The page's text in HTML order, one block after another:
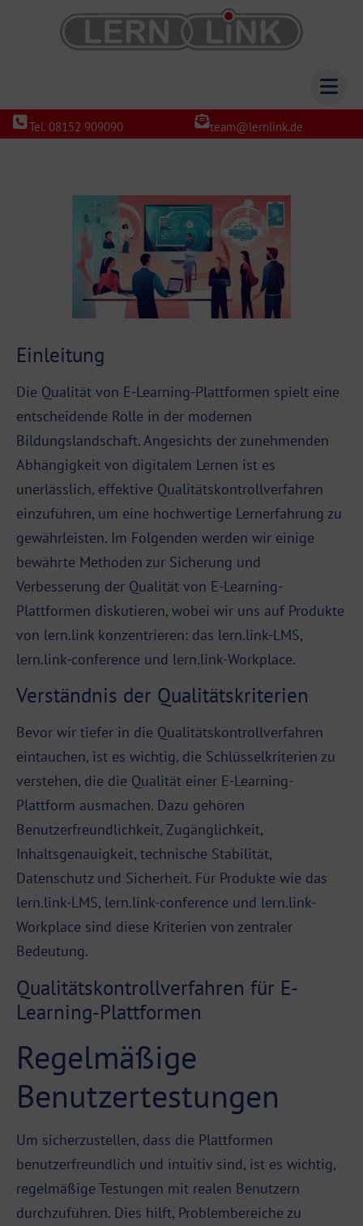
Tel. 08152 909090 team@lernlink.de
Einleitung
Die Qualität von E-Learning-Plattformen spielt eine
entscheidende Rolle in der modernen
Bildungslandschaft. Angesichts der zunehmenden
Abhängigkeit von digitalem Lernen ist es
unerlässlich, effektive Qualitätskontrollverfahren
einzuführen, um eine hochwertige Lernerfahrung zu
gewährleisten. Im Folgenden werden wir einige
bewährte Methoden zur Sicherung und
Verbesserung der Qualität von E-Learning-
Plattformen diskutieren, wobei wir uns auf Produkte
von lern.link konzentrieren: das lern.link-LMS,
lern.link-conference und lern.link-Workplace.
Verständnis der Qualitätskriterien
Bevor wir tiefer in die Qualitätskontrollverfahren
eintauchen, ist es wichtig, die Schlüsselkriterien zu
verstehen, die die Qualität einer E-Learning-
Plattform ausmachen. Dazu gehören
Benutzerfreundlichkeit, Zugänglichkeit,
Inhaltsgenauigkeit, technische Stabilität,
Datenschutz und Sicherheit. Für Produkte wie das
lern.link-LMS, lern.link-conference und lern.link-
Workplace sind diese Kriterien von zentraler
Bedeutung.
Qualitätskontrollverfahren für E-
Learning-Plattformen
Regelmäßige
Benutzertestungen
Um sicherzustellen, dass die Plattformen
benutzerfreundlich und intuitiv sind, ist es wichtig,
regelmäßige Testungen mit realen Benutzern
durchzuführen. Dies hilft, Problembereiche zu